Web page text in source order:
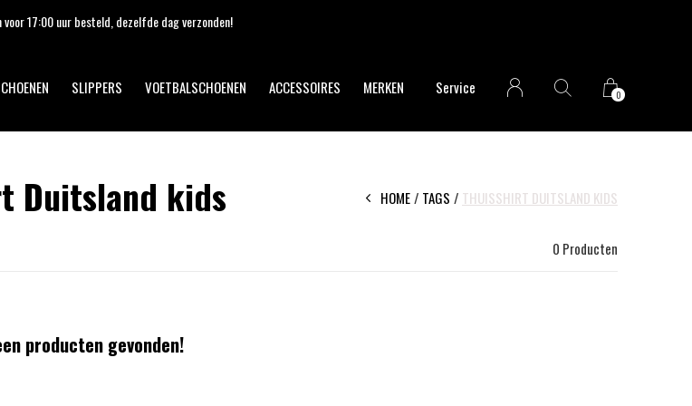
SLIPPERS VOETBALSCHOENEN ACCESSOIRES MERKEN Service 0
voor 17:00 uur besteld, dezelfde dag verzonden!
Duitsland kids HOME TAGS THUISSHIRT DUITSLAND KIDS
0 Producten
producten gevonden!